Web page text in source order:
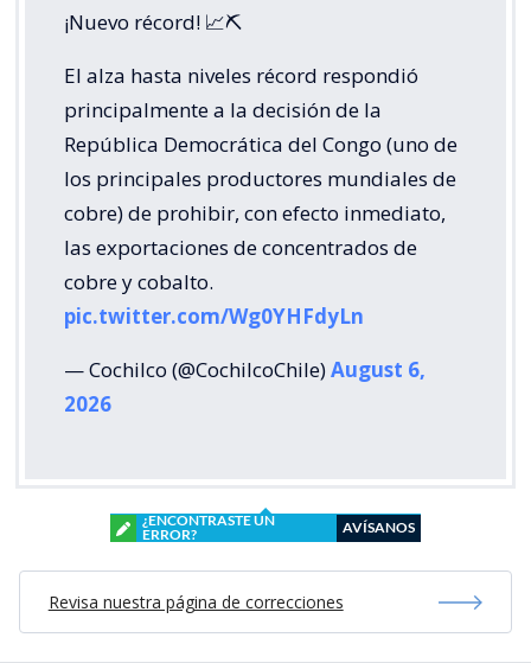
¡Nuevo récord! 📈⛏️
El alza hasta niveles récord respondió
principalmente a la decisión de la
República Democrática del Congo (uno de
los principales productores mundiales de
cobre) de prohibir, con efecto inmediato,
las exportaciones de concentrados de
cobre y cobalto.
pic.twitter.com/Wg0YHFdyLn
— Cochilco (@CochilcoChile)August 6,
2026
¿ENCONTRASTE UN
ERROR?
AVÍSANOS
Revisa nuestra página de correcciones